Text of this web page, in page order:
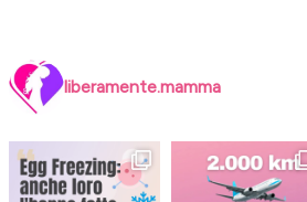
liberamente.mamma